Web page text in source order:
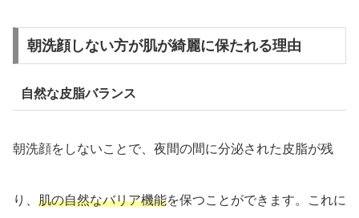
朝洗顔しない方が肌が綺麗に保たれる理由
自然な皮脂バランス
朝洗顔をしないことで、夜間の間に分泌された皮脂が残
り、 肌の自然なバリア機能を保つことができます。これに